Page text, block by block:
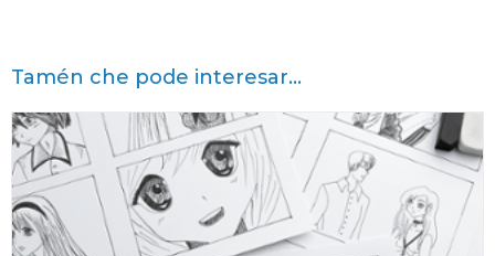
Tamén che pode interesar...